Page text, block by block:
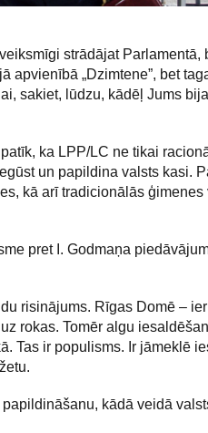
strādājat Parlamentā,
apvienībā „Dzimtene”, bet
sakiet, lūdzu, kādēļ Jums
ka LPP/LC ne tikai
un papildina valsts kasi.
kā arī tradicionālās ģimenes
pret I. Godmaņa
risinājums. Rīgas Domē –
rokas. Tomēr algu
Tas ir populisms. Ir jāmeklē
kādā veidā